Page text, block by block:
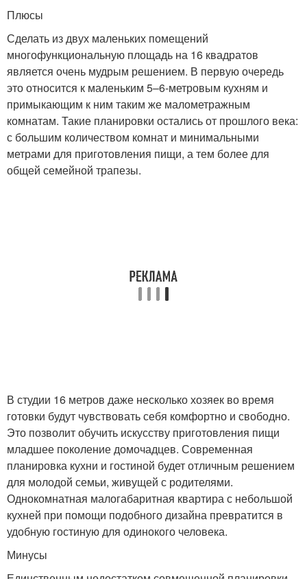
Плюсы
Сделать из двух маленьких помещений
многофункциональную площадь на 16 квадратов
является очень мудрым решением. В первую очередь
это относится к маленьким 5–6-метровым кухням и
примыкающим к ним таким же малометражным
комнатам. Такие планировки остались от прошлого века:
с большим количеством комнат и минимальными
метрами для приготовления пищи, а тем более для
общей семейной трапезы.
В студии 16 метров даже несколько хозяек во время
готовки будут чувствовать себя комфортно и свободно.
Это позволит обучить искусству приготовления пищи
младшее поколение домочадцев. Современная
планировка кухни и гостиной будет отличным решением
для молодой семьи, живущей с родителями.
Однокомнатная малогабаритная квартира с небольшой
кухней при помощи подобного дизайна превратится в
удобную гостиную для одинокого человека.
Минусы